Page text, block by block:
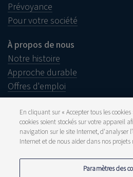
Prévoyance
Pour votre société
À propos de nous
Notre histoire
Approche durable
Offres d'emploi
Informations juridiques
Plainte
En cliquant sur « Accepter tous les
cookies soient stockés sur votre appareil
navigation sur le site Internet, d'analyser
Internet et de nous aider dans nos
Paramètres des